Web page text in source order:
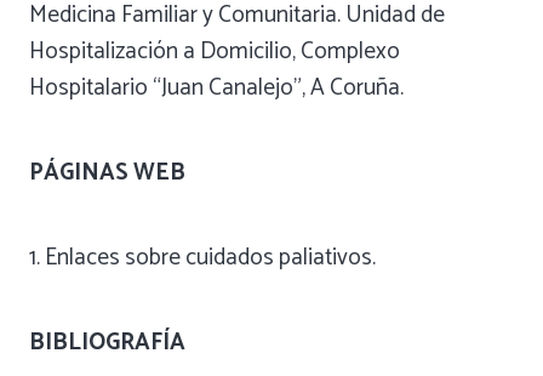
Medicina Familiar y Comunitaria. Unidad de
Hospitalización a Domicilio, Complexo
Hospitalario “Juan Canalejo”, A Coruña.
PÁGINAS WEB
1. Enlaces sobre cuidados paliativos.
BIBLIOGRAFÍA